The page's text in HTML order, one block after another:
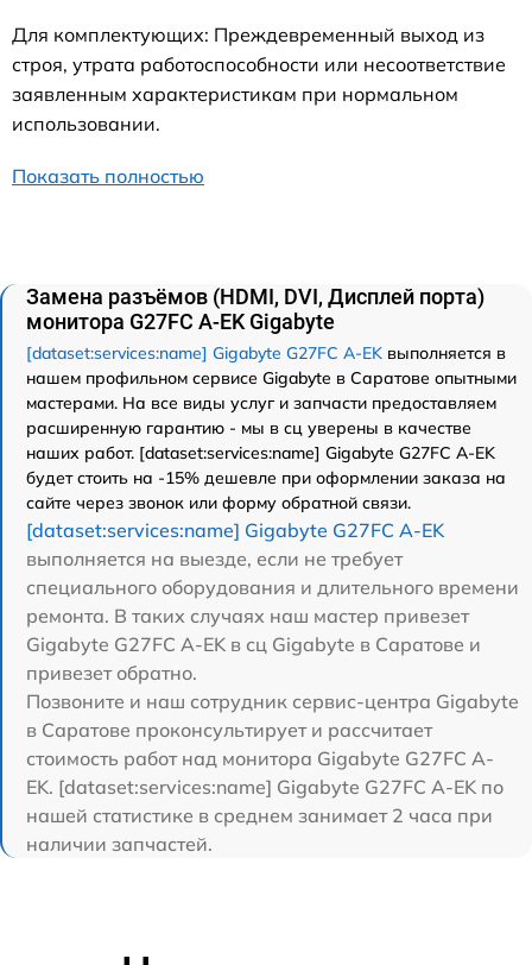
Для комплектующих: Преждевременный выход из
строя, утрата работоспособности или несоответствие
заявленным характеристикам при нормальном
использовании.
Показать полностью
Замена разъёмов (HDMI, DVI, Дисплей порта)
монитора G27FC A-EK Gigabyte
[dataset:services:name] Gigabyte G27FC A-EK выполняется в
нашем профильном сервисе Gigabyte в Саратове опытными
мастерами. На все виды услуг и запчасти предоставляем
расширенную гарантию - мы в сц уверены в качестве
наших работ. [dataset:services:name] Gigabyte G27FC A-EK
будет стоить на -15% дешевле при оформлении заказа на
сайте через звонок или форму обратной связи.
[dataset:services:name] Gigabyte G27FC A-EK
выполняется на выезде, если не требует
специального оборудования и длительного времени
ремонта. В таких случаях наш мастер привезет
Gigabyte G27FC A-EK в сц Gigabyte в Саратове и
привезет обратно.
Позвоните и наш сотрудник сервис-центра Gigabyte
в Саратове проконсультирует и рассчитает
стоимость работ над монитора Gigabyte G27FC A-
EK. [dataset:services:name] Gigabyte G27FC A-EK по
нашей статистике в среднем занимает 2 часа при
наличии запчастей.